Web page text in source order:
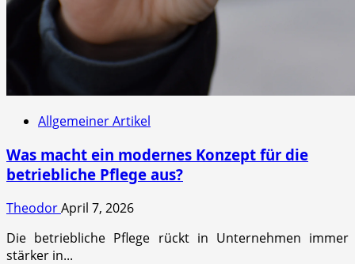
Allgemeiner Artikel
Was macht ein modernes Konzept für die
betriebliche Pflege aus?
TheodorApril 7, 2026
Die betriebliche Pflege rückt in Unternehmen immer
stärker in...